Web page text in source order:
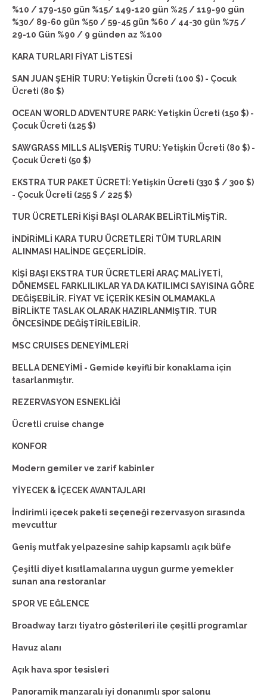
%10 / 179-150 gün %15/ 149-120 gün %25 / 119-90 gün
%30/ 89-60 gün %50 / 59-45 gün %60 / 44-30 gün %75 /
29-10 Gün %90 / 9 günden az %100
KARA TURLARI FİYAT LİSTESİ
SAN JUAN ŞEHİR TURU: Yetişkin Ücreti (100 $) - Çocuk
Ücreti (80 $)
OCEAN WORLD ADVENTURE PARK: Yetişkin Ücreti (150 $) -
Çocuk Ücreti (125 $)
SAWGRASS MILLS ALIŞVERİŞ TURU: Yetişkin Ücreti (80 $) -
Çocuk Ücreti (50 $)
EKSTRA TUR PAKET ÜCRETİ: Yetişkin Ücreti (330 $ / 300 $)
- Çocuk Ücreti (255 $ / 225 $)
TUR ÜCRETLERİ KİŞİ BAŞI OLARAK BELİRTİLMİŞTİR.
İNDİRİMLİ KARA TURU ÜCRETLERİ TÜM TURLARIN
ALINMASI HALİNDE GEÇERLİDİR.
KİŞİ BAŞI EKSTRA TUR ÜCRETLERİ ARAÇ MALİYETİ,
DÖNEMSEL FARKLILIKLAR YA DA KATILIMCI SAYISINA GÖRE
DEĞİŞEBİLİR. FİYAT VE İÇERİK KESİN OLMAMAKLA
BİRLİKTE TASLAK OLARAK HAZIRLANMIŞTIR. TUR
ÖNCESİNDE DEĞİŞTİRİLEBİLİR.
MSC CRUISES DENEYİMLERİ
BELLA DENEYİMİ - Gemide keyifli bir konaklama için
tasarlanmıştır.
REZERVASYON ESNEKLİĞİ
Ücretli cruise change
KONFOR
Modern gemiler ve zarif kabinler
YİYECEK & İÇECEK AVANTAJLARI
İndirimli içecek paketi seçeneği rezervasyon sırasında
mevcuttur
Geniş mutfak yelpazesine sahip kapsamlı açık büfe
Çeşitli diyet kısıtlamalarına uygun gurme yemekler
sunan ana restoranlar
SPOR VE EĞLENCE
Broadway tarzı tiyatro gösterileri ile çeşitli programlar
Havuz alanı
Açık hava spor tesisleri
Panoramik manzaralı iyi donanımlı spor salonu